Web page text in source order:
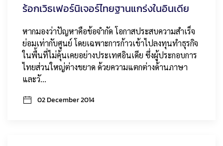
ร้อกเวิธเฟอร์นิเจอร์ไทยฐานแกร่งในอินเดีย
หากมองว่าปัญหาคือข้อจำกัด โอกาสประสบความสำเร็จ
ย่อมเท่ากับศูนย์ โดยเฉพาะการก้าวเข้าไปลงทุนทำธุรกิจ
ในพื้นที่ไม่คุ้นเคยอย่างประเทศอินเดีย ซึ่งผู้ประกอบการ
ไทยส่วนใหญ่ต่างขยาด ด้วยความแตกต่างด้านภาษา
และวั…
02 December 2014